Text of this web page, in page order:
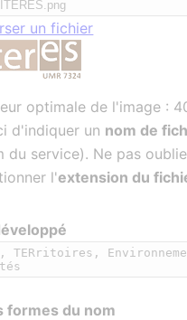
un fichier
optimale de l'image :
d'indiquer un nom de
du service). Ne pas
l'extension du
formes du nom